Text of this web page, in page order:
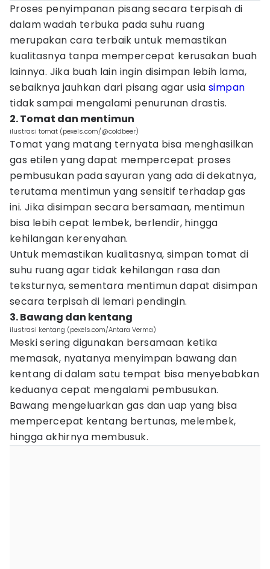
Proses penyimpanan pisang secara terpisah di
dalam wadah terbuka pada suhu ruang
merupakan cara terbaik untuk memastikan
kualitasnya tanpa mempercepat kerusakan buah
lainnya. Jika buah lain ingin disimpan lebih lama,
sebaiknya jauhkan dari pisang agar usia simpan
tidak sampai mengalami penurunan drastis.
2. Tomat dan mentimun
ilustrasi tomat (pexels.com/@coldbeer)
Tomat yang matang ternyata bisa menghasilkan
gas etilen yang dapat mempercepat proses
pembusukan pada sayuran yang ada di dekatnya,
terutama mentimun yang sensitif terhadap gas
ini. Jika disimpan secara bersamaan, mentimun
bisa lebih cepat lembek, berlendir, hingga
kehilangan kerenyahan.
Untuk memastikan kualitasnya, simpan tomat di
suhu ruang agar tidak kehilangan rasa dan
teksturnya, sementara mentimun dapat disimpan
secara terpisah di lemari pendingin.
3. Bawang dan kentang
ilustrasi kentang (pexels.com/Antara Verma)
Meski sering digunakan bersamaan ketika
memasak, nyatanya menyimpan bawang dan
kentang di dalam satu tempat bisa menyebabkan
keduanya cepat mengalami pembusukan.
Bawang mengeluarkan gas dan uap yang bisa
mempercepat kentang bertunas, melembek,
hingga akhirnya membusuk.